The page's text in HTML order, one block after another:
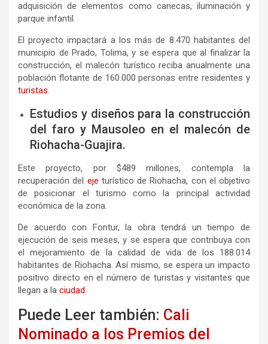
adquisición de elementos como canecas, iluminación y
parque infantil.
El proyecto impactará a los más de 8.470 habitantes del
municipio de Prado, Tolima, y se espera que al finalizar la
construcción, el malecón turístico reciba anualmente una
población flotante de 160.000 personas entre residentes y
turistas.
Estudios y diseños para la construcción
del faro y Mausoleo en el malecón de
Riohacha-Guajira.
Este proyecto, por $489 millones, contempla la
recuperación del eje turístico de Riohacha, con el objetivo
de posicionar el turismo como la principal actividad
económica de la zona.
De acuerdo con Fontur, la obra tendrá un tiempo de
ejecución de seis meses, y se espera que contribuya con
el mejoramiento de la calidad de vida de los 188.014
habitantes de Riohacha. Así mismo, se espera un impacto
positivo directo en el número de turistas y visitantes que
llegan a la ciudad.
Puede Leer también: Cali
Nominado a los Premios del